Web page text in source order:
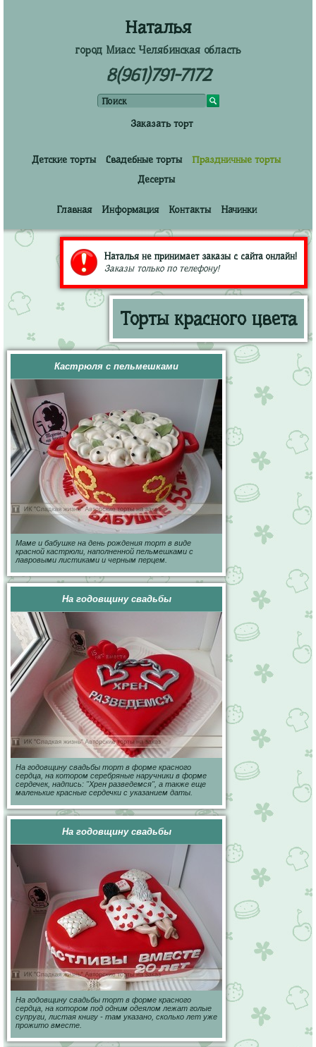
Наталья
город Миасс Челябинская область
8(961)791-7172
Заказать торт
Детские торты Свадебные торты
Праздничные торты
Десерты
Главная Информация Контакты Начинки
Наталья не принимает заказы с сайта онлайн!
Заказы только по телефону!
Торты красного цвета
Кастрюля с пельмешками
Маме и бабушке на день рождения торт в виде
красной кастрюли, наполненной пельмешками с
лавровыми листиками и черным перцем.
На годовщину свадьбы
На годовщину свадьбы торт в форме красного
сердца, на котором серебряные наручники в форме
сердечек, надпись: "Хрен разведемся", а также еще
маленькие красные сердечки с указанием даты.
На годовщину свадьбы
На годовщину свадьбы торт в форме красного
сердца, на котором под одним одеялом лежат голые
супруги, листая книгу - там указано, сколько лет уже
прожито вместе.